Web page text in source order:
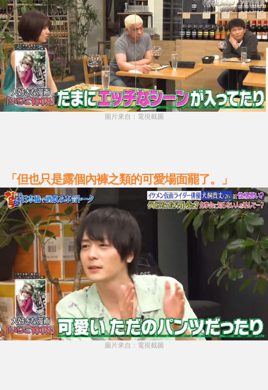
圖片來自：電視截圖
「但也只是露個內褲之類的可愛場面罷了。」
圖片來自：電視截圖